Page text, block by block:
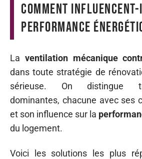
comment
performance
La ventilation mécanique
dans toute stratégie de
sérieuse. On distingue
dominantes, chacune avec ses
et son influence sur la
du logement.
Voici les solutions les plus